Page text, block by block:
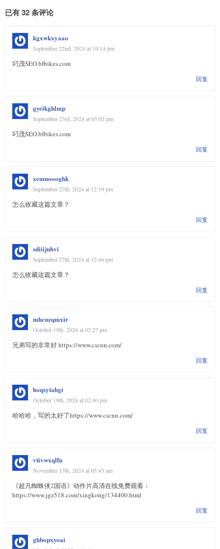
        in_val = nums[i]
        else:
            R.add(in_val)
        if len(L) == l-1:
        if l > r:
            ans.append(L[-1])
            ans.append((L[-1] + R[0]) / 2)
已有 32 条评论
kgxwkxyaao
September 22nd, 2024 at 10:14 pm
叼茂SEO.bfbikes.com
回复
gyeikghlmp
September 23rd, 2024 at 05:02 pm
叼茂SEO.bfbikes.com
回复
xemnoooghk
September 27th, 2024 at 12:19 pm
怎么收藏这篇文章？
回复
sdiiijuhvi
September 27th, 2024 at 12:46 pm
怎么收藏这篇文章？
回复
mhcuzqmxir
October 19th, 2024 at 02:27 pm
兄弟写的非常好 https://www.cscnn.com/
回复
hoqsytahgi
October 19th, 2024 at 02:40 pm
哈哈哈，写的太好了https://www.cscnn.com/
回复
vtivwxqlfn
November 13th, 2024 at 05:45 am
《超凡蜘蛛侠2国语》动作片高清在线免费观看：
https://www.jgz518.com/xingkong/134400.html
回复
ghbopxyoai